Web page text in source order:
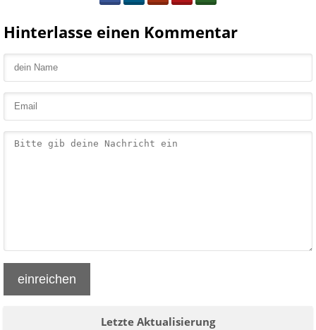
Hinterlasse einen Kommentar
einreichen
Letzte Aktualisierung